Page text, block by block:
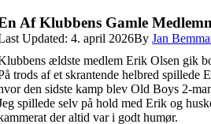
Af Klubbens Gamle
Updated: 4. april 2026ByJan
ældste medlem Erik Olsen gik
trods af et skrantende helbred spillede
den sidste kamp blev Old Boys 2-
spillede selv på hold med Erik og
der altid var i godt humør.